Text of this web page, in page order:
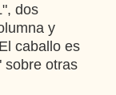
dos
y
caballo es
sobre otras